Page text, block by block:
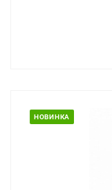
НОВИНКА